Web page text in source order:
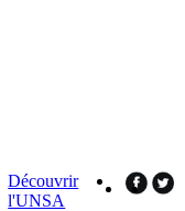
Découvrir
l'UNSA